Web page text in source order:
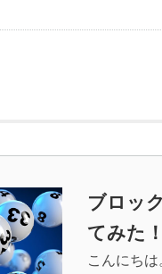
ブロッ
てみた
こんにち